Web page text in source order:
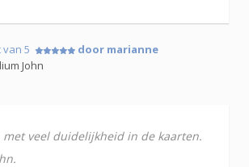
5
door marianne
John
met veel duidelijkheid in de kaarten.